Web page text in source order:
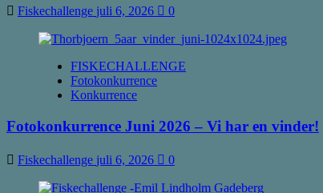
Fiskechallenge juli 6, 2026 0
FISKECHALLENGE
Fotokonkurrence
Konkurrence
Fotokonkurrence Juni 2026 – Vi har en vinder!
Fiskechallenge juli 6, 2026 0